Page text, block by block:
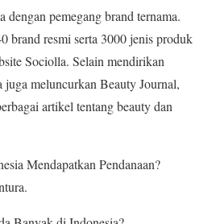
dengan pemegang brand ternama.
brand resmi serta 3000 jenis produk
Sociolla. Selain mendirikan
meluncurkan Beauty Journal,
artikel tentang beauty dan
Mendapatkan Pendanaan?